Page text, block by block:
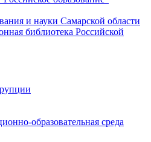
и науки Самарской области
библиотека Российской
образовательная среда